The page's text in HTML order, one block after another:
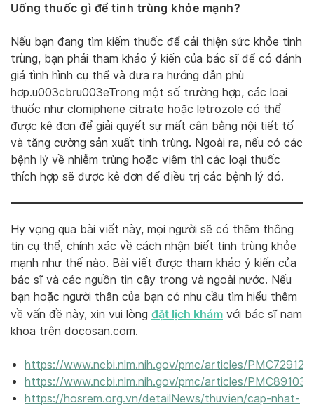
Uống thuốc gì để tinh trùng khỏe mạnh?
Nếu bạn đang tìm kiếm thuốc để cải thiện sức khỏe tinh
trùng, bạn phải tham khảo ý kiến của bác sĩ để có đánh
giá tình hình cụ thể và đưa ra hướng dẫn phù
hợp.u003cbru003eTrong một số trường hợp, các loại
thuốc như clomiphene citrate hoặc letrozole có thể
được kê đơn để giải quyết sự mất cân bằng nội tiết tố
và tăng cường sản xuất tinh trùng. Ngoài ra, nếu có các
bệnh lý về nhiễm trùng hoặc viêm thì các loại thuốc
thích hợp sẽ được kê đơn để điều trị các bệnh lý đó.
Hy vọng qua bài viết này, mọi người sẽ có thêm thông
tin cụ thể, chính xác về cách nhận biết tinh trùng khỏe
mạnh như thế nào. Bài viết được tham khảo ý kiến của
bác sĩ và các nguồn tin cậy trong và ngoài nước. Nếu
bạn hoặc người thân của bạn có nhu cầu tìm hiểu thêm
về vấn đề này, xin vui lòng đặt lịch khám với bác sĩ nam
khoa trên docosan.com.
https://www.ncbi.nlm.nih.gov/pmc/articles/
https://www.ncbi.nlm.nih.gov/pmc/articles/
https://hosrem.org.vn/detailNews/thuvien/cap-nhat-